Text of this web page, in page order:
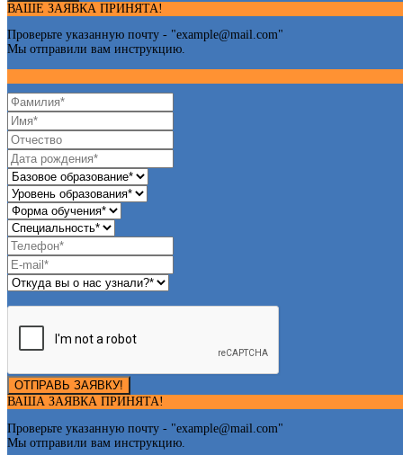
ВАШЕ ЗАЯВКА ПРИНЯТА!
Проверьте указанную почту - "example@mail.com"
Мы отправили вам инструкцию.
ОТПРАВЬ ЗАЯВКУ!
ВАША ЗАЯВКА ПРИНЯТА!
Проверьте указанную почту - "example@mail.com"
Мы отправили вам инструкцию.